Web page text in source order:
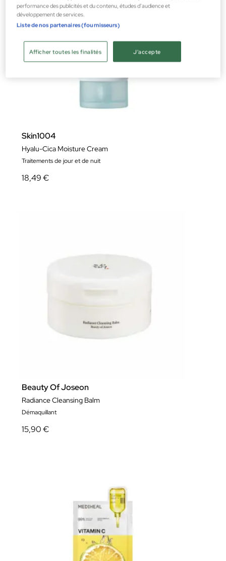
Skin1004
Hyalu-Cica Moisture Cream
Traitements de jour et de nuit
18,49 €
Beauty Of Joseon
Radiance Cleansing Balm
Démaquillant
15,90 €
performance des publicités et du contenu, études d’audience et
développement de services.
Liste de nos partenaires (fournisseurs)
J'accepte
Afficher toutes les finalités